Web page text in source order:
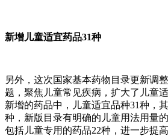
新增儿童适宜药品31种
另外，这次国家基本药物目录更新调
题，聚焦儿童常见疾病，扩大了儿童
新增的药品中，儿童适宜品种31种，
种，新版目录有明确的儿童用法用量
包括儿童专用的药品22种，进一步提